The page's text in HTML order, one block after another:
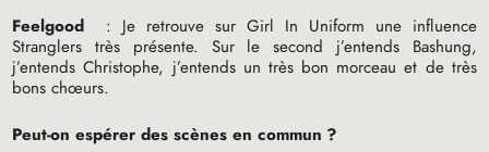
Feelgood
: Je retrouve sur Girl In Uniform une influence
Stranglers très présente. Sur le second j’entends Bashung,
j’entends Christophe, j’entends un très bon morceau et de très
bons chœurs.
Peut-on espérer des scènes en commun ?